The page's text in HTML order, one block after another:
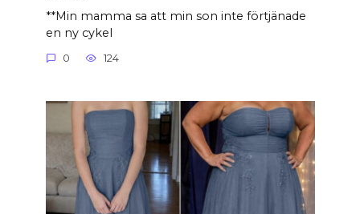
**Min mamma sa att min son inte förtjänade
en ny cykel
0 124